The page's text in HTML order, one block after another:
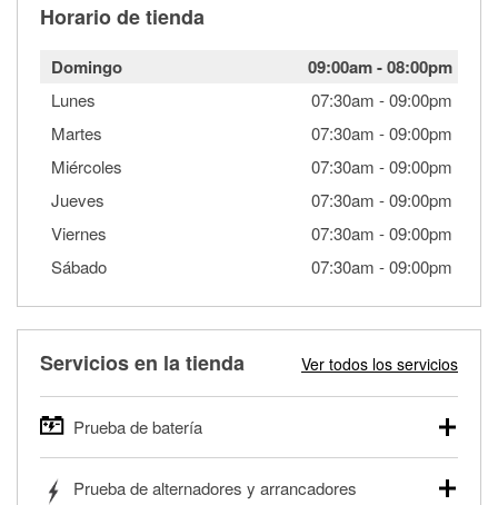
Horario de tienda
Domingo 09:00am-08:00pm
Lunes 07:30am -09:00pm
Martes
07:30am -09:00pm
Miércoles
07:30am -09:00pm
Jueves
07:30am -09:00pm
Viernes
07:30am -09:00pm
Sábado
07:30am -09:00pm
Servicios en la tienda Ver todos los servicios
Prueba de batería
autos, camionetas, SUVs, vehículos comerciales y
Prueba de alternadores y arrancadores